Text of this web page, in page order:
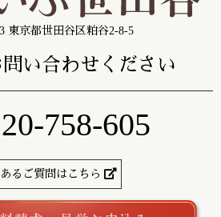
東京都世田谷区粕谷2-8-5
い合わせください
758-605
るご質問はこちら